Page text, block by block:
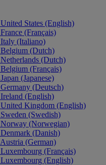
United States (English)
France (Français)
Italy (Italiano)
Belgium (Dutch)
Netherlands (Dutch)
Belgium (Français)
Japan (Japanese)
Germany (Deutsch)
Ireland (English)
United Kingdom (English)
Sweden (Swedish)
Norway (Norwegian)
Denmark (Danish)
Austria (German)
Luxembourg (Français)
Luxembourg (English)